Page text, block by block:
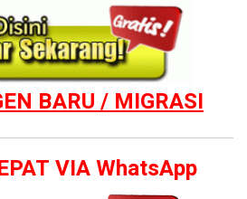
BARU / MIGRASI
VIA WhatsApp